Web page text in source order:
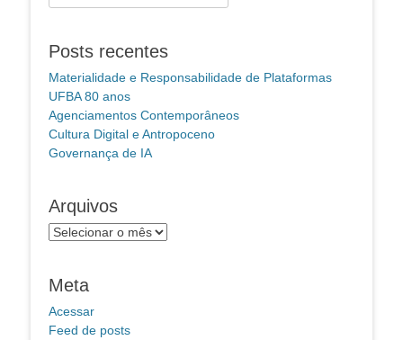
por:
Posts recentes
Materialidade e Responsabilidade de Plataformas
UFBA 80 anos
Agenciamentos Contemporâneos
Cultura Digital e Antropoceno
Governança de IA
Arquivos
Arquivos
Meta
Acessar
Feed de posts